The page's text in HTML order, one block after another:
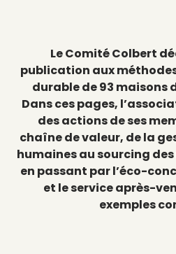
Le Comité Colbert
publication aux
durable de 93 maisons
Dans ces pages,
des actions de ses
chaîne de valeur, de la
humaines au sourcing
en passant par l’éco-
et le service après-
exemples